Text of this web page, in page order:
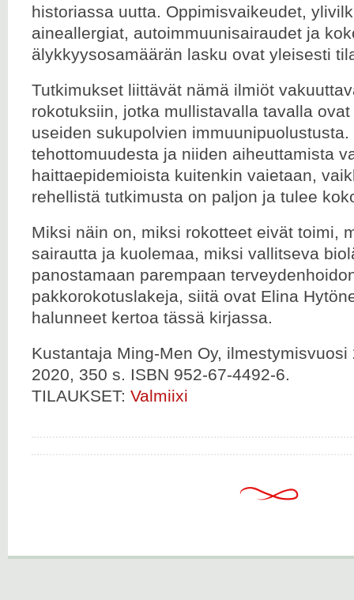
historiassa uutta. Oppimisvaikeudet,
aineallergiat, autoimmuunisairaudet ja
älykkyysosamäärän lasku ovat yleisesti
Tutkimukset liittävät nämä ilmiöt
rokotuksiin, jotka mullistavalla tavalla
useiden sukupolvien
tehottomuudesta ja niiden aiheuttamista
haittaepidemioista kuitenkin vaietaan,
rehellistä tutkimusta on paljon ja tulee
Miksi näin on, miksi rokotteet eivät toimi,
sairautta ja kuolemaa, miksi vallitseva
panostamaan parempaan
pakkorokotuslakeja, siitä ovat Elina
halunneet kertoa tässä kirjassa.
Kustantaja Ming-Men Oy,
2020, 350 s. ISBN 952-67-4492-6.
TILAUKSET: Valmiixi